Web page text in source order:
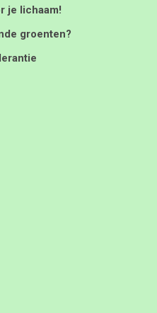
je lichaam!
groenten?